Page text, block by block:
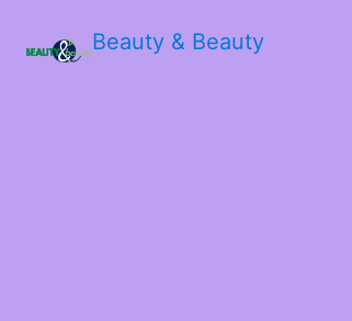
Beauty & Beauty